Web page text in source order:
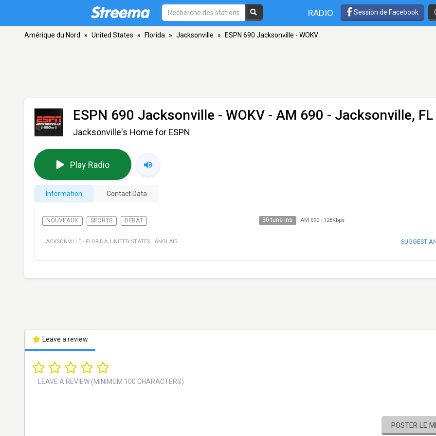
RADIO Session de Facebook
Amérique du Nord » United States » Florida » Jacksonville » ESPN 690 Jacksonville - WOKV
ESPN 690 Jacksonville - WOKV - AM 690 - Jacksonville, FL
Jacksonville's Home for ESPN
Play Radio
Information Contact Data
NOUVEAUX SPORTS DÉBAT 30 tune ins AM 690- 128Kbps
JACKSONVILLE · FLORIDA, UNITED STATES · ANGLAIS SUGGEST
Leave a review
POSTER LE